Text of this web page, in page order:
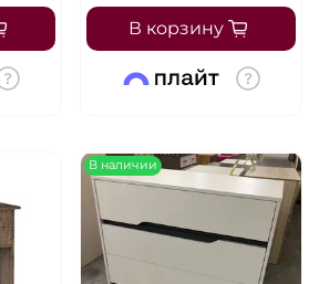
В корзину
В наличии